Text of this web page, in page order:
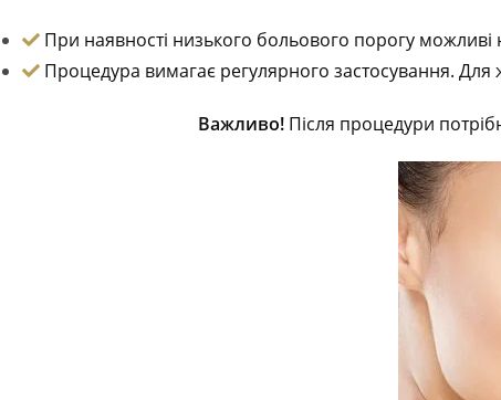
При наявності низького больового порогу можливі
Процедура вимагає регулярного застосування. Для
Важливо!Після процедури